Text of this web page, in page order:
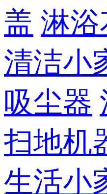
盖 淋浴
清洁小
吸尘器
扫地机
生活小